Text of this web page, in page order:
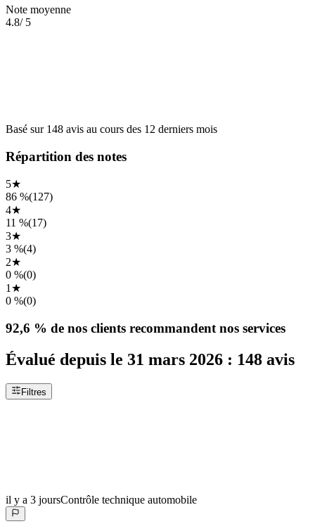
Note moyenne
4.8/ 5
Basé sur 148 avis au cours des 12 derniers mois
Répartition des notes
5★
86 %(127)
4★
11 %(17)
3★
3 %(4)
2★
0 %(0)
1 ★
0 %(0)
92,6 % de nos clients recommandent nos services
Évalué depuis le 31 mars 2026 : 148 avis
Filtres
il y a 3 joursContrôle technique automobile